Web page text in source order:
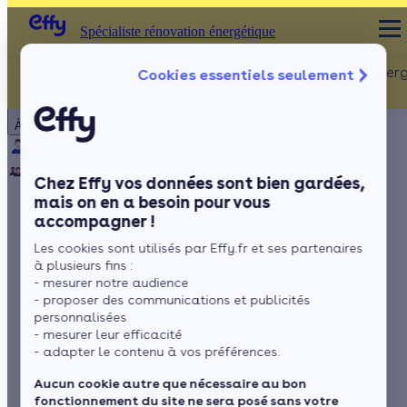
Cookies essentiels seulement
Chez Effy vos données sont bien gardées,
mais on en a besoin pour vous
accompagner !
Les cookies sont utilisés par Effy.fr et ses partenaires
à plusieurs fins :
- mesurer notre audience
- proposer des communications et publicités
personnalisées
- mesurer leur efficacité
- adapter le contenu à vos préférences.
Aucun cookie autre que nécessaire au bon
fonctionnement du site ne sera posé sans votre
À propos
Notre équipe
Rejoignez-nous Presse
Spécialiste rénovation énergétique Rénovation
Murs
Sols
Spécialiste rénovation énergétique
Exoneration taxe
fonciere : qui peut en
profiter ?
Lorraine Véron 6 min de lecture